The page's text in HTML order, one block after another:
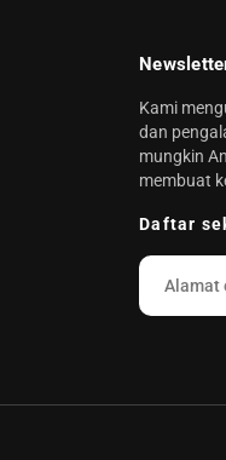
Kami
dan
mungkin
membuat
Daftar